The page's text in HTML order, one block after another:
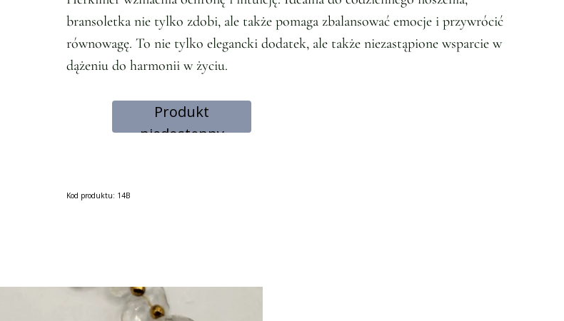
bransoletka nie tylko zdobi, ale także pomaga zbalansować emocje i przywrócić
równowagę. To nie tylko elegancki dodatek, ale także niezastąpione wsparcie w
dążeniu do harmonii w życiu.
Kod produktu: 14B
Produkt
niedostępny